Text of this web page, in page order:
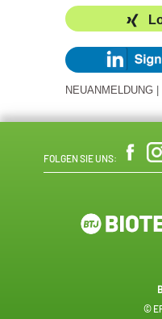
NEUANMELDUNG
FOLGEN SIE UNS:
©